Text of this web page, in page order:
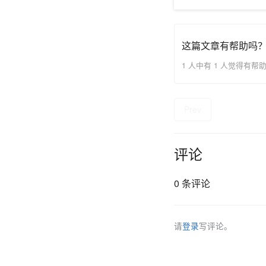
这篇文章有帮助吗
1 人中有 1 人觉得有帮助
评论
0 条评论
请登录写评论。